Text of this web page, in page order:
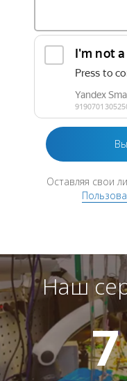
Оставляя свои
Наш
7